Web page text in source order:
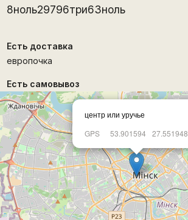
8ноль29796три6Зноль
Есть доставка
европочка
Есть самовывоз
центр или уручье
GPS
53.901594 27.551948